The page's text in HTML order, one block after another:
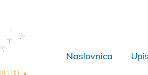
Naslovnica